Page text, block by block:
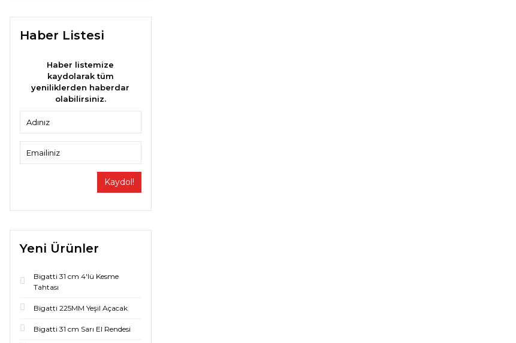
Haber Listesi
Haber listemize
kaydolarak tüm
yeniliklerden haberdar
olabilirsiniz.
Kaydol!
Yeni Ürünler
Bigatti 31 cm 4'lü Kesme
Tahtası
Bigatti 225MM Yeşil Açacak
Bigatti 31 cm Sarı El Rendesi